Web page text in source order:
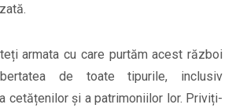
armata cu care purtăm acest război
de toate tipurile, inclusiv
cetățenilor și a patrimoniilor lor. Priviți-